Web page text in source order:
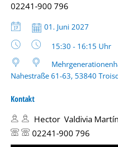
Jahre)
bis
16:15
Uhr
02241-900 796
Datum:
01. Juni 2027
Uhrzeit:
15:30 - 16:15 Uhr
Nahestraße 61-63, 53840
Kontakt
Hector Valdivia
02241-900 796